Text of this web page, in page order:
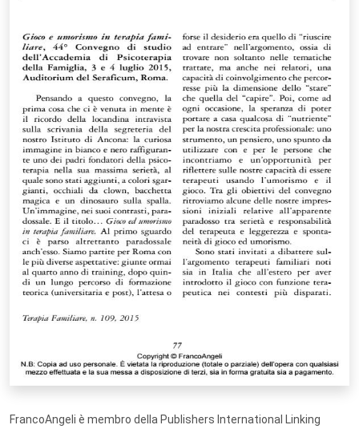
FrancoAngeli è membro della Publishers International Linking